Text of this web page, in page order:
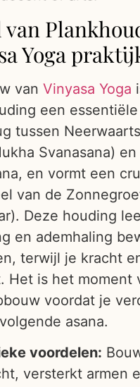
van
Yoga
van Vinyasa Yoga
een
tussen
Svanasana)
en vormt een
van de
Deze houding
en ademhaling
terwijl je kracht
Het is het moment
voordat je
asana.
voordelen:
versterkt armen